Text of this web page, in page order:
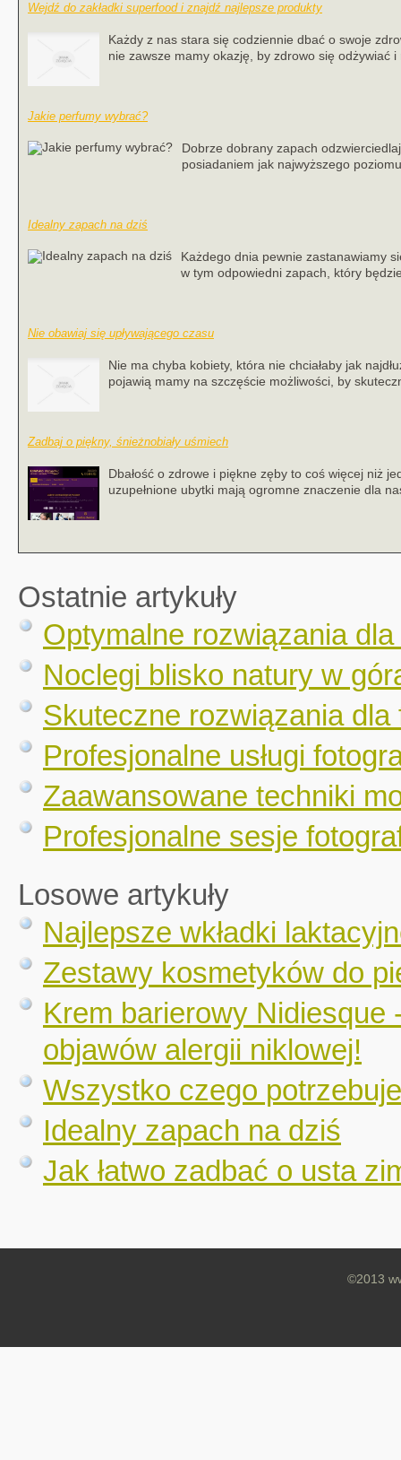
Wejdź do zakładki superfood i znajdź najlepsze produkty
Każdy z nas stara się codziennie dbać o swoje
nie zawsze mamy okazję, by zdrowo się odżywiać i
Jakie perfumy wybrać?
Dobrze dobrany zapach
posiadaniem jak najwyższego
Idealny zapach na dziś
Każdego dnia pewnie zastanawiamy
w tym odpowiedni zapach, który
Nie obawiaj się upływającego czasu
Nie ma chyba kobiety, która nie chciałaby jak
pojawią mamy na szczęście możliwości, by
Zadbaj o piękny, śnieżnobiały uśmiech
Dbałość o zdrowe i piękne zęby to coś więcej niż
uzupełnione ubytki mają ogromne znaczenie dla
Ostatnie artykuły
Optymalne rozwiązania dla
Noclegi blisko natury w
Skuteczne rozwiązania
Profesjonalne usługi
Zaawansowane techniki
Profesjonalne sesje
Losowe artykuły
Najlepsze wkładki
Zestawy kosmetyków do
Krem barierowy
objawów alergii niklowej!
Wszystko czego
Idealny zapach na dziś
Jak łatwo zadbać o usta
©2013